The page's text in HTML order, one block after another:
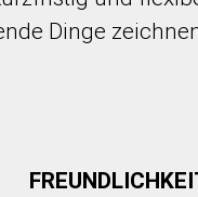
Dinge